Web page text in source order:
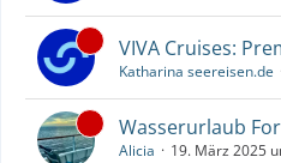
VIVA Cruises:
Katharina seereisen.de
Wasserurlaub
Alicia 19. März 2025